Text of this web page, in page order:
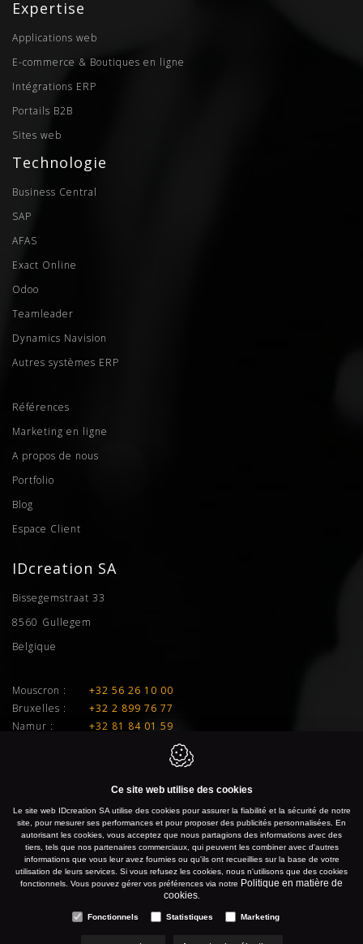
Expertise
Applications web
E-commerce & Boutiques en ligne
Intégrations ERP
Portails B2B
Sites web
Technologie
Business Central
SAP
AFAS
Exact Online
Odoo
Teamleader
Dynamics Navision
Autres systèmes ERP
Références
Marketing en ligne
A propos de nous
Portfolio
Blog
Espace Client
IDcreation SA
Bissegemstraat 33
8560 Gullegem
Belgique
Mouscron :
+32 56 26 10 00
Bruxelles :
+32 2 899 76 77
Namur :
+32 81 84 01 59
+32 4 277 01 33
info@idcreation.be
IDcreation 2026 Politique en matière de cookies
Politique de confidentialité Plan du site
Ce site web utilise des cookies
Le site web IDcreation SA utilise des cookies pour assurer la fiabilité et la sécurité de notre
site, pour mesurer ses performances et pour proposer des publicités personnalisées. En
autorisant les cookies, vous acceptez que nous partagions des informations avec des
tiers, tels que nos partenaires commerciaux, qui peuvent les combiner avec d'autres
informations que vous leur avez fournies ou qu'ils ont recueillies sur la base de votre
utilisation de leurs services. Si vous refusez les cookies, nous n'utilisons que des cookies
fonctionnels. Vous pouvez gérer vos préférences via notre Politique en matière de
cookies.
Fonctionnels Statistiques Marketing